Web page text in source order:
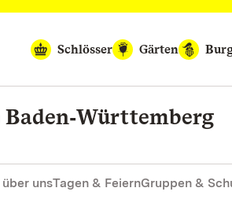
Schlösser
Gärten
unsTagen & FeiernGruppen &